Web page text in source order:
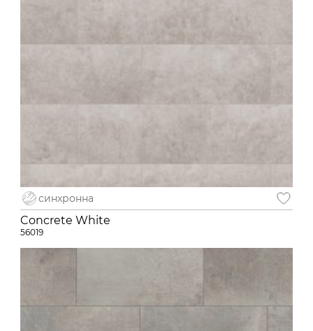
синхронна
Concrete White
56019